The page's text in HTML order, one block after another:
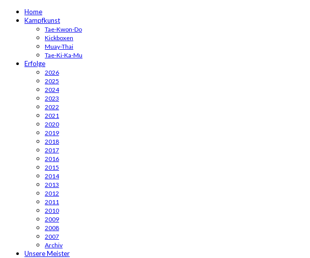
Home
Kampfkunst
Tae-Kwon-Do
Kickboxen
Muay-Thai
Tae-Ki-Ka-Mu
Erfolge
2026
2025
2024
2023
2022
2021
2020
2019
2018
2017
2016
2015
2014
2013
2012
2011
2010
2009
2008
2007
Archiv
Unsere Meister